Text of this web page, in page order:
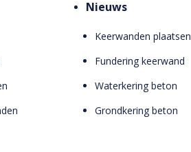
Nieuws
Keerwanden plaatsen
Fundering keerwand
Waterkering beton
Grondkering beton